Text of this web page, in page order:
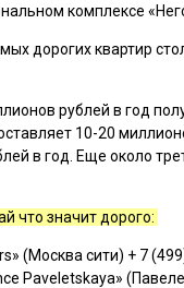
комплексе
дорогих квартир
рублей в год
10-20
в год. Еще около
что значит дорого:
(Москва сити) + 7
Paveletskaya»